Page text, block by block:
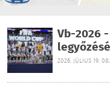
Vb-2026
2026. JÚLIUS 19.